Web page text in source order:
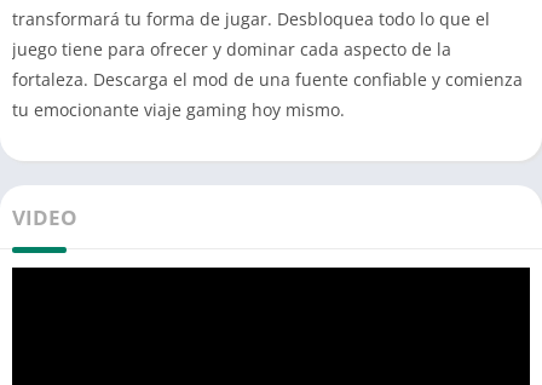
transformará tu forma de jugar. Desbloquea todo lo que el
juego tiene para ofrecer y dominar cada aspecto de la
fortaleza. Descarga el mod de una fuente confiable y comienza
tu emocionante viaje gaming hoy mismo.
VIDEO